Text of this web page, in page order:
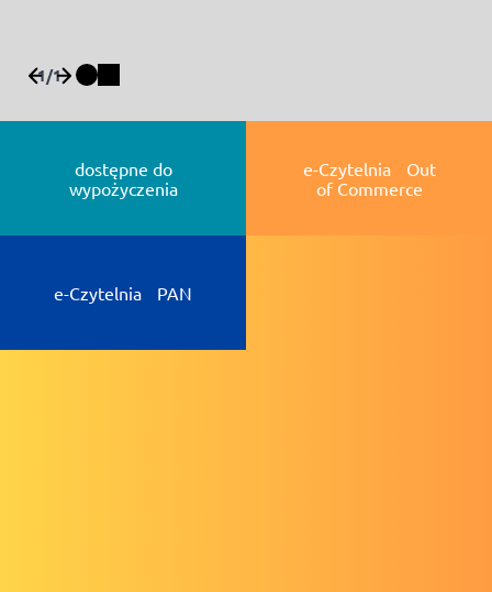
1/1
dostępne do
wypożyczenia
e-Czytelnia Out
of Commerce
e-Czytelnia PAN